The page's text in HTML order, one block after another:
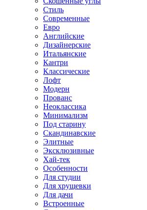
Стиль
Современные
Евро
Английские
Дизайнерские
Итальянские
Кантри
Классические
Лофт
Модерн
Прованс
Неоклассика
Минимализм
Под старину
Скандинавские
Элитные
Эксклюзивные
Хай-тек
Особенности
Для студии
Для хрущевки
Для дачи
Встроенные